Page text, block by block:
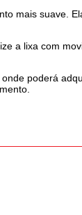
mais suave.
a lixa com
poderá